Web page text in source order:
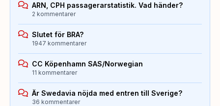
ARN, CPH passagerarstatistik. Vad händer?
2 kommentarer
Slutet för BRA?
1947 kommentarer
CC Köpenhamn SAS/Norwegian
11 kommentarer
Är Swedavia nöjda med entren till Sverige?
36 kommentarer